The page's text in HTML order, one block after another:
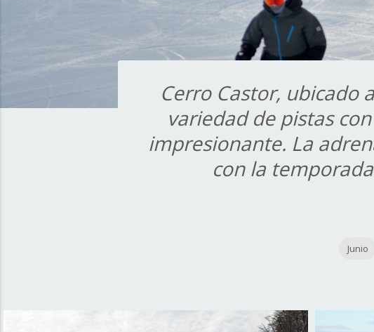
Cerro Castor, ubicado
variedad de pistas
impresionante. La
con la
Junio